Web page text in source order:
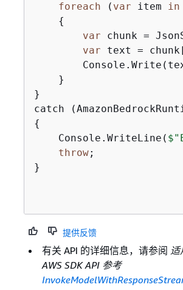
foreach ( var item in
{
var chunk =
var text =
    }
}
{
    Console.WriteLine(
throw;
}
提供反馈
有关 API 的详细信息，请参阅 适
AWS SDK API 参考